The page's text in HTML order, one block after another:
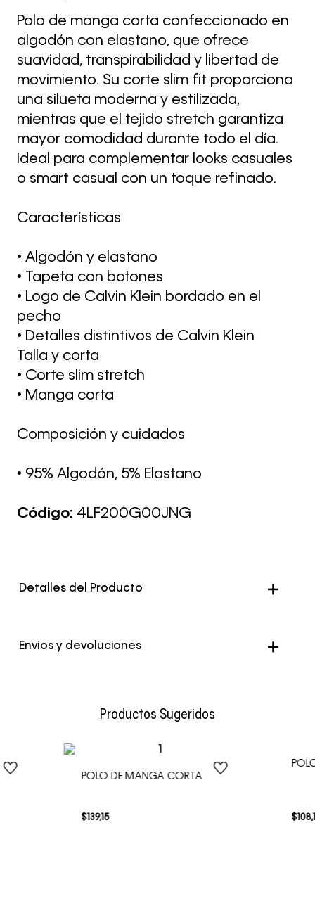
Polo de manga corta confeccionado en
algodón con elastano, que ofrece
suavidad, transpirabilidad y libertad de
movimiento. Su corte slim fit proporciona
una silueta moderna y estilizada,
mientras que el tejido stretch garantiza
mayor comodidad durante todo el día.
Ideal para complementar looks casuales
o smart casual con un toque refinado.
Características
• Algodón y elastano
• Tapeta con botones
• Logo de Calvin Klein bordado en el
pecho
• Detalles distintivos de Calvin Klein
Talla y corta
• Corte slim stretch
• Manga corta
Composición y cuidados
• 95% Algodón, 5% Elastano
Código: 4LF200G00JNG
Detalles del Producto
Envíos y devoluciones
Productos Sugeridos
POLO DE MANGA CORTA
$139,15 $108,